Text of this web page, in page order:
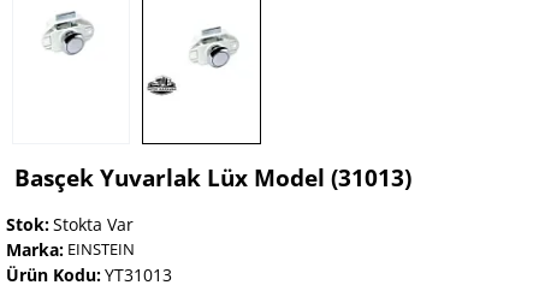
Basçek Yuvarlak Lüx Model (31013)
Stok:Stokta Var
Marka: EINSTEIN
Ürün Kodu:YT31013